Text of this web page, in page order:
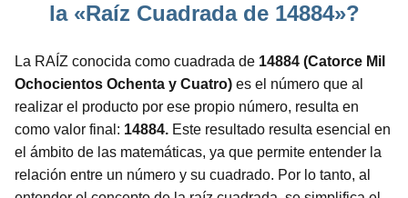
la «Raíz Cuadrada de 14884»?
La RAÍZ conocida como cuadrada de 14884 (Catorce Mil
Ochocientos Ochenta y Cuatro) es el número que al
realizar el producto por ese propio número, resulta en
como valor final: 14884. Este resultado resulta esencial en
el ámbito de las matemáticas, ya que permite entender la
relación entre un número y su cuadrado. Por lo tanto, al